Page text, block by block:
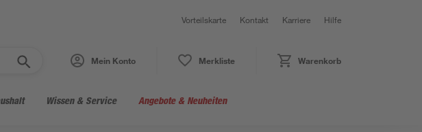
Vorteilskarte Kontakt Karriere Hilfe
Mein Konto Merkliste Warenkorb
Wissen & Service Angebote & Neuheiten